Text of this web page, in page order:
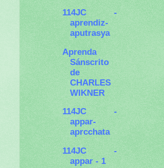
114JC -
aprendiz-
aputrasya
Aprenda
Sánscrito
de
CHARLES
WIKNER
114JC -
appar-
aprcchata
114JC -
appar - 1